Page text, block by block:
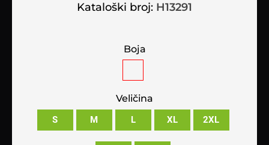
Kataloški broj: H13291
Boja
Veličina
S M L XL 2XL